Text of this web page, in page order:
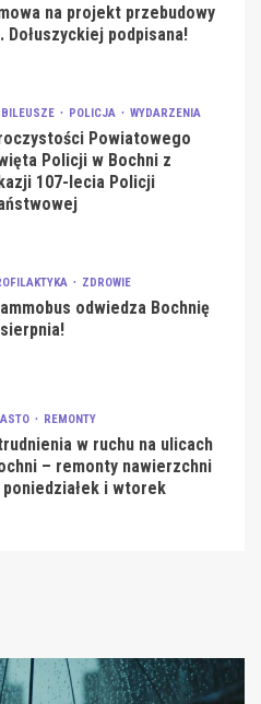
na projekt przebudowy
Dołuszyckiej podpisana!
POLICJA WYDARZENIA
Powiatowego
Policji w Bochni z
107-lecia Policji
ZDROWIE
odwiedza Bochnię
REMONTY
w ruchu na ulicach
– remonty nawierzchni
poniedziałek i wtorek